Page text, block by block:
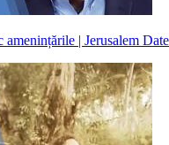
| Jerusalem